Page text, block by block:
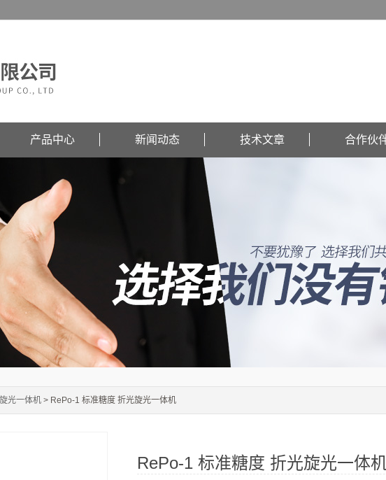
产品中心 新闻动态 技术文章 合作伙
光一体机 > RePo-1 标准糖度 折光旋光一体机
RePo-1 标准糖度 折光旋光一体